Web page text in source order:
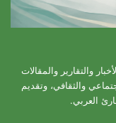
والتقارير والمقالات
والثقافي، وتقديم
العربي.